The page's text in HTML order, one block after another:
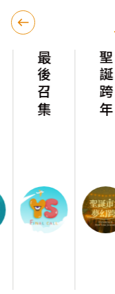
最後召集 聖誕跨年